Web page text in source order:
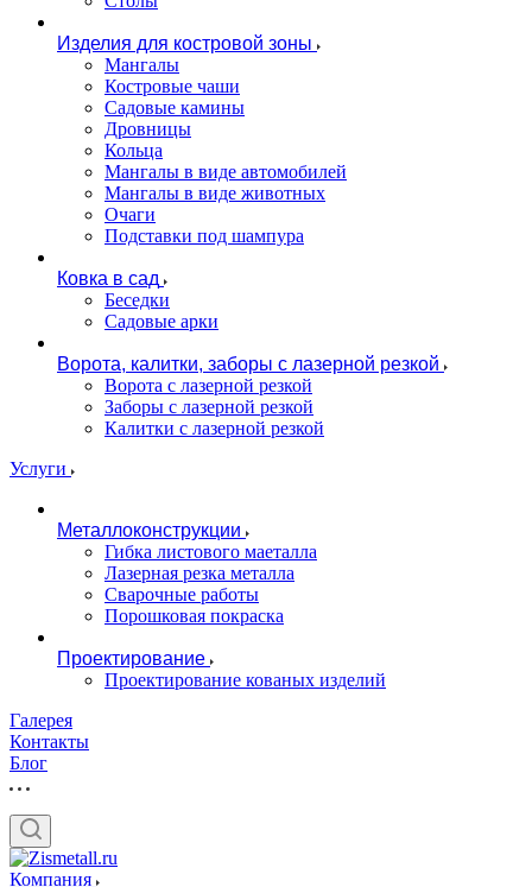
Изделия для костровой зоны
Мангалы
Костровые чаши
Садовые камины
Дровницы
Кольца
Мангалы в виде автомобилей
Мангалы в виде животных
Очаги
Подставки под шампура
Ковка в сад
Беседки
Садовые арки
Ворота, калитки, заборы с лазерной резкой
Ворота с лазерной резкой
Заборы с лазерной резкой
Калитки с лазерной резкой
Услуги
Металлоконструкции
Гибка листового маеталла
Лазерная резка металла
Сварочные работы
Порошковая покраска
Проектирование
Проектирование кованых изделий
Галерея
Контакты
Блог
Компания